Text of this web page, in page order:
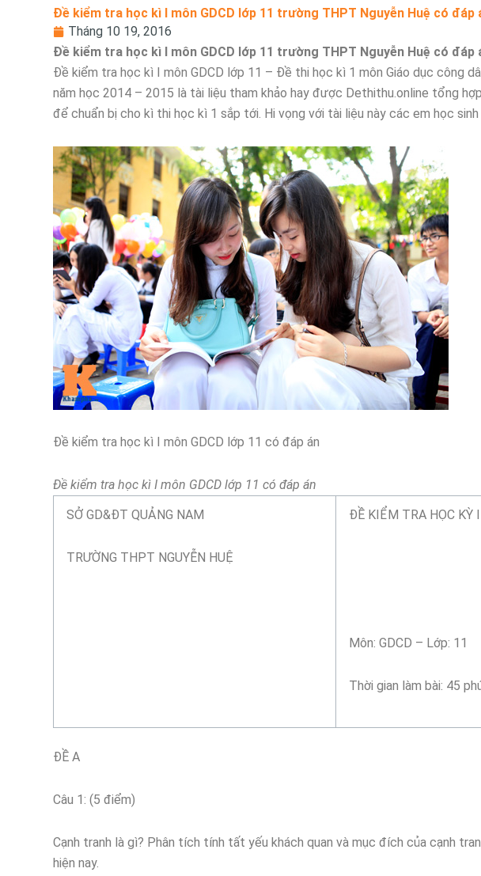
Đề kiểm tra học kì I môn GDCD lớp 11 trường THPT Nguyễn Huệ có đáp
Tháng 10 19, 2016
Đề kiểm tra học kì I môn GDCD lớp 11 trường THPT Nguyễn Huệ có đáp
Đề kiểm tra học kì I môn GDCD lớp 11 – Đề thi học kì 1 môn Giáo dục công
năm học 2014 – 2015 là tài liệu tham khảo hay được Dethithu.online tổng
để chuẩn bị cho kì thi học kì 1 sắp tới. Hi vọng với tài liệu này các em học
Đề kiểm tra học kì I môn GDCD lớp 11 có đáp án
Đề kiểm tra học kì I môn GDCD lớp 11 có đáp án
SỞ GD&ĐT QUẢNG NAM
TRƯỜNG THPT NGUYỄN HUỆ
ĐỀ KIỂM TRA HỌC KỲ
Môn: GDCD – Lớp: 11
Thời gian làm bài: 45
ĐỀ A
Câu 1: (5 điểm)
Cạnh tranh là gì? Phân tích tính tất yếu khách quan và mục đích của cạnh
hiện nay.